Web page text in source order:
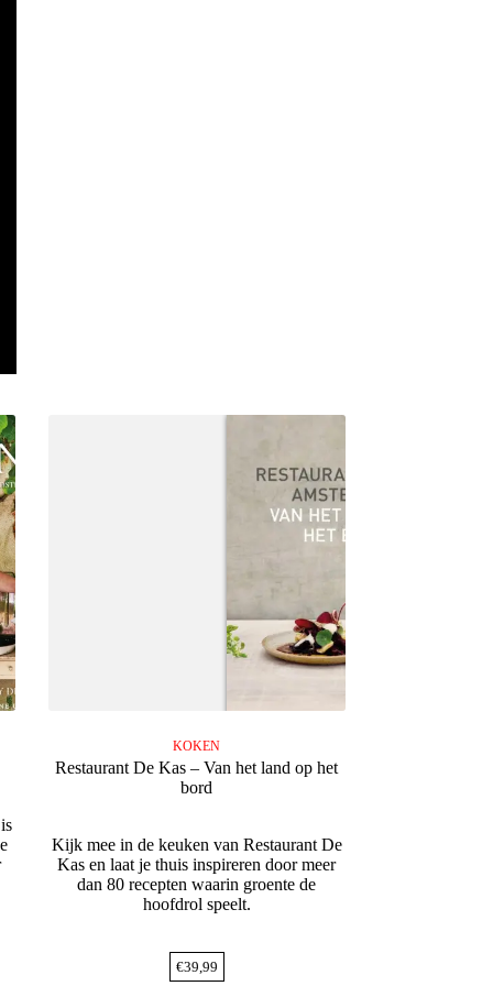
KOKEN
Restaurant De Kas – Van het land op het
bord
Kijk mee in de keuken van Restaurant De
Kas en laat je thuis inspireren door meer
dan 80 recepten waarin groente de
hoofdrol speelt.
€39,99